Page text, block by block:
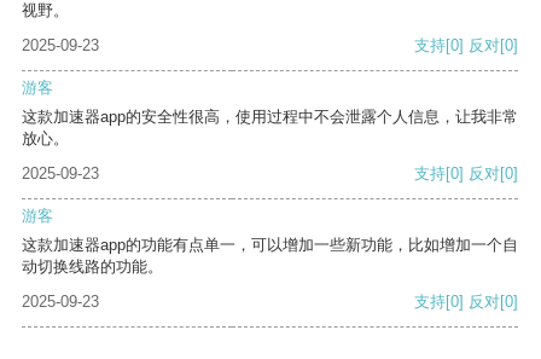
视野。
2025-09-23
支持[0] 反对[0]
游客
这款加速器app的安全性很高，使用过程中不会泄露个人信息，让我非常
放心。
2025-09-23
支持[0] 反对[0]
游客
这款加速器app的功能有点单一，可以增加一些新功能，比如增加一个自
动切换线路的功能。
2025-09-23
支持[0] 反对[0]